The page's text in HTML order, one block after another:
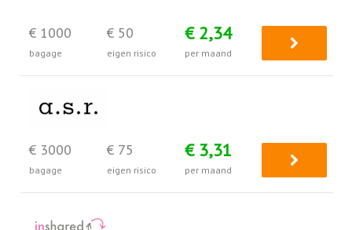
€ 1000
bagage
€ 50
eigen risico
€ 2,34
per maand
€ 3000
bagage
€ 75
eigen risico
€ 3,31
per maand